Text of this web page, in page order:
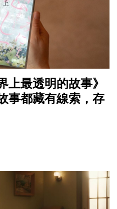
上最透明的故事》
都藏有線索，存